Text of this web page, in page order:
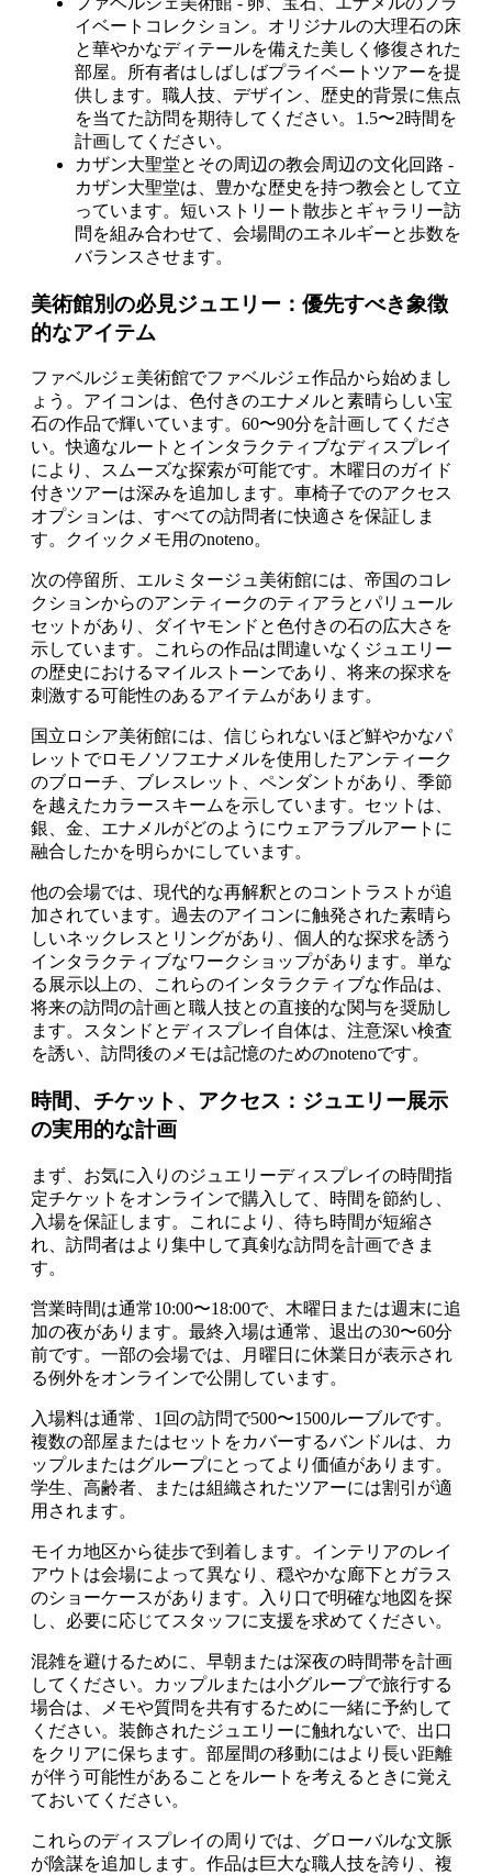
イベートコレクション。オリジナルの大理石の床
と華やかなディテールを備えた美しく修復された
部屋。所有者はしばしばプライベートツアーを提
供します。職人技、デザイン、歴史的背景に焦点
を当てた訪問を期待してください。1.5〜2時間を
計画してください。
カザン大聖堂とその周辺の教会周辺の文化回路 -
カザン大聖堂は、豊かな歴史を持つ教会として立
っています。短いストリート散歩とギャラリー訪
問を組み合わせて、会場間のエネルギーと歩数を
バランスさせます。
美術館別の必見ジュエリー：優先すべき象徴
的なアイテム
ファベルジェ美術館でファベルジェ作品から始めまし
ょう。アイコンは、色付きのエナメルと素晴らしい宝
石の作品で輝いています。60〜90分を計画してくださ
い。快適なルートとインタラクティブなディスプレイ
により、スムーズな探索が可能です。木曜日のガイド
付きツアーは深みを追加します。車椅子でのアクセス
オプションは、すべての訪問者に快適さを保証しま
す。クイックメモ用のnoteno。
次の停留所、エルミタージュ美術館には、帝国のコレ
クションからのアンティークのティアラとパリュール
セットがあり、ダイヤモンドと色付きの石の広大さを
示しています。これらの作品は間違いなくジュエリー
の歴史におけるマイルストーンであり、将来の探求を
刺激する可能性のあるアイテムがあります。
国立ロシア美術館には、信じられないほど鮮やかなパ
レットでロモノソフエナメルを使用したアンティーク
のブローチ、ブレスレット、ペンダントがあり、季節
を越えたカラースキームを示しています。セットは、
銀、金、エナメルがどのようにウェアラブルアートに
融合したかを明らかにしています。
他の会場では、現代的な再解釈とのコントラストが追
加されています。過去のアイコンに触発された素晴ら
しいネックレスとリングがあり、個人的な探求を誘う
インタラクティブなワークショップがあります。単な
る展示以上の、これらのインタラクティブな作品は、
将来の訪問の計画と職人技との直接的な関与を奨励し
ます。スタンドとディスプレイ自体は、注意深い検査
を誘い、訪問後のメモは記憶のためのnotenoです。
時間、チケット、アクセス：ジュエリー展示
の実用的な計画
まず、お気に入りのジュエリーディスプレイの時間指
定チケットをオンラインで購入して、時間を節約し、
入場を保証します。これにより、待ち時間が短縮さ
れ、訪問者はより集中して真剣な訪問を計画できま
す。
営業時間は通常10:00〜18:00で、木曜日または週末に追
加の夜があります。最終入場は通常、退出の30〜60分
前です。一部の会場では、月曜日に休業日が表示され
る例外をオンラインで公開しています。
入場料は通常、1回の訪問で500〜1500ルーブルです。
複数の部屋またはセットをカバーするバンドルは、カ
ップルまたはグループにとってより価値があります。
学生、高齢者、または組織されたツアーには割引が適
用されます。
モイカ地区から徒歩で到着します。インテリアのレイ
アウトは会場によって異なり、穏やかな廊下とガラス
のショーケースがあります。入り口で明確な地図を探
し、必要に応じてスタッフに支援を求めてください。
混雑を避けるために、早朝または深夜の時間帯を計画
してください。カップルまたは小グループで旅行する
場合は、メモや質問を共有するために一緒に予約して
ください。装飾されたジュエリーに触れないで、出口
をクリアに保ちます。部屋間の移動にはより長い距離
が伴う可能性があることをルートを考えるときに覚え
ておいてください。
これらのディスプレイの周りでは、グローバルな文脈
が陰謀を追加します。作品は巨大な職人技を誇り、複